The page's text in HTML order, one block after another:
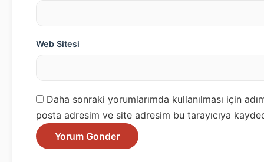
Web Sitesi
Daha sonraki yorumlarımda kullanılması için
posta adresim ve site adresim bu tarayıcıya